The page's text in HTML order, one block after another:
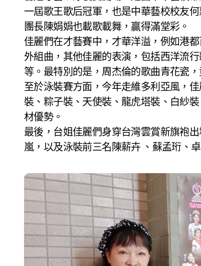
一屆歌王歌后冠軍，也是中華藝校校友
團長陳娟娟也載歌載舞，贏得滿堂彩。
佳麗們在才藝賽中，才華洋溢，例如港
外組曲，其他佳麗的表演，包括西洋流
等。最特別的是，周杰倫的歌曲青花瓷
至於泳裝賽方面，今年走維多利亞風，
裝、粽子裝、天使裝、龍虎塔裝、白紗
材優勢。
最後，台姐佳麗們身穿台灣雲賞新旗袍
嵐，以及泳裝前三名陳薪卉 、蘇孟珩、